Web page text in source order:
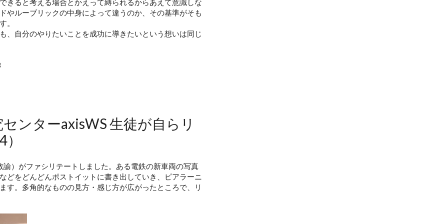
きると考える場合とかえって縛られるからあえて意識しな
やルーブリックの中身によって違うのか、その基準がそも
。
、自分のやりたいことを成功に導きたいという想いは同じ
ンターaxisWS 生徒が自らリ
）がファシリテートしました。ある電鉄の新車両の写真
どをどんどんポストイットに書き出していき、ピアラーニ
す。多角的なものの見方・感じ方が広がったところで、リ